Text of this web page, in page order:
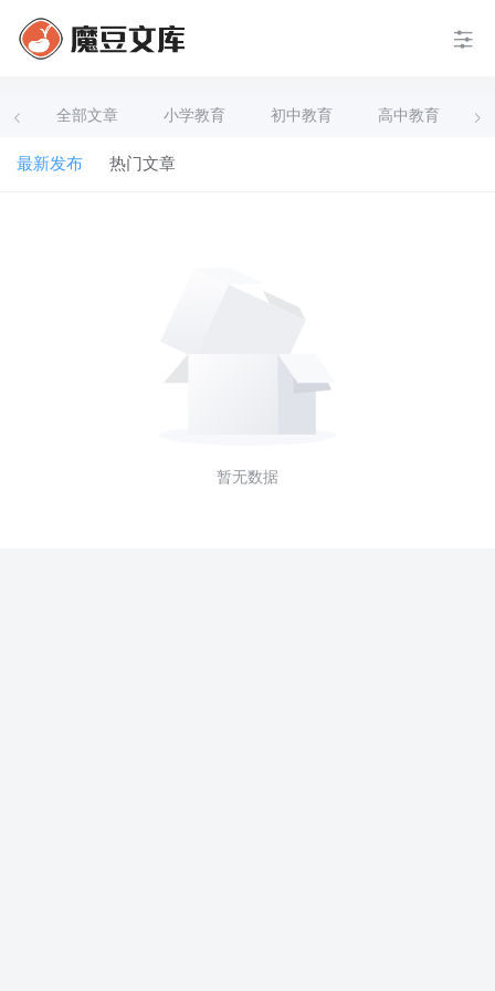
全部文章 小学教育 初中教育 高中教育
最新发布 热门文章
暂无数据